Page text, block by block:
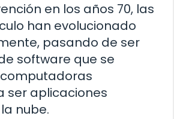
en los años 70, las
han evolucionado
pasando de ser
software que se
ser aplicaciones
nube.